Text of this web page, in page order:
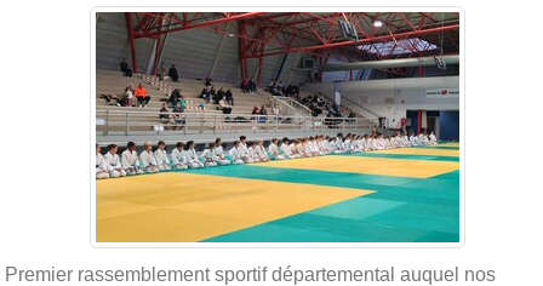
Premier rassemblement sportif départemental auquel nos